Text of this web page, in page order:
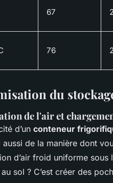
67
76
du
de l'air et
d’un conteneur
aussi de la manière dont
d’air froid uniforme sous
sol ? C’est créer des